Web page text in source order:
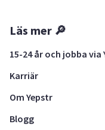
Läs mer 🔎
15-24 år och jobba via
Karriär
Om Yepstr
Blogg